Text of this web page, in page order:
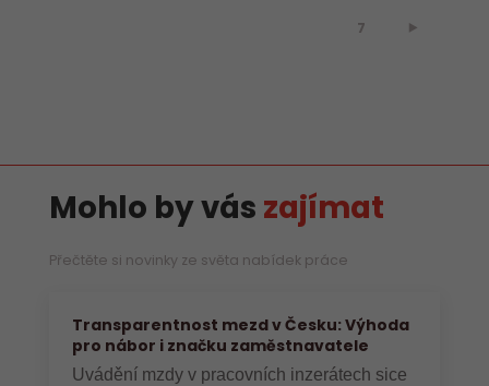
7 ⯈
Mohlo by vás zajímat
Přečtěte si novinky ze světa nabídek práce
Transparentnost mezd v Česku: Výhoda
pro nábor i značku zaměstnavatele
Uvádění mzdy v pracovních inzerátech sice